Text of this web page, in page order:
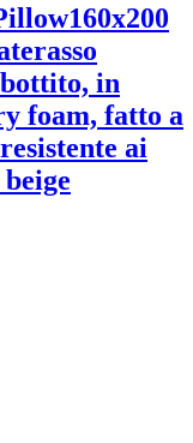
160x200
in
foam, fatto a
ai